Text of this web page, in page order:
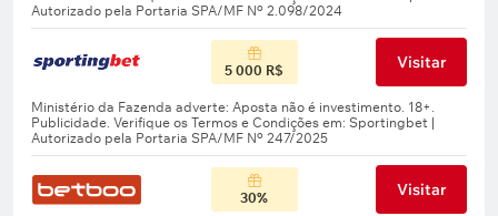
5 000 R$ Visitar
30% Visitar